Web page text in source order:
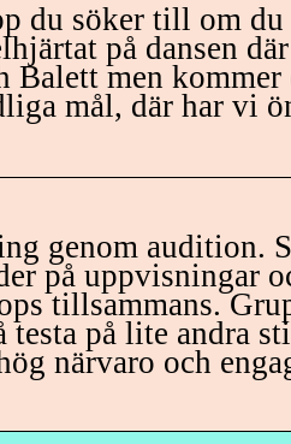
du söker till om du
på dansen
Balett men
mål, där har vi
genom audition.
på uppvisningar
tillsammans.
testa på lite andra
närvaro och